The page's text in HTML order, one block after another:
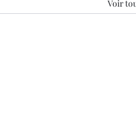
Voir